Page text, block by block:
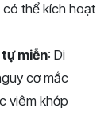
thể kích hoạt
miễn: Di
cơ mắc
viêm khớp